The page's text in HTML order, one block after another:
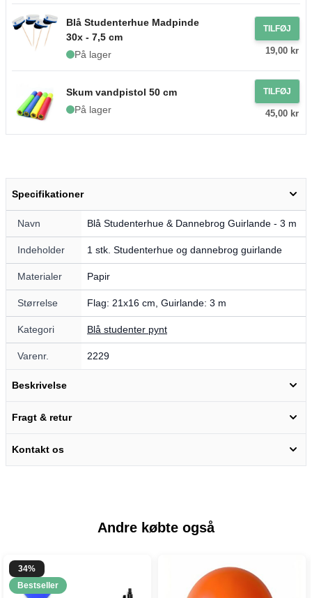
Blå Studenterhue Madpinde
30x - 7,5 cm
På lager
TILFØJ
19,00 kr
Skum vandpistol 50 cm
På lager
TILFØJ
45,00 kr
Specifikationer
Navn Blå Studenterhue & Dannebrog Guirlande - 3 m
Indeholder 1 stk. Studenterhue og dannebrog guirlande
Materialer Papir
Størrelse Flag: 21x16 cm, Guirlande: 3 m
Kategori Blå studenter pynt
Varenr. 2229
Beskrivelse
Fragt & retur
Kontakt os
Andre købte også
34%
Bestseller